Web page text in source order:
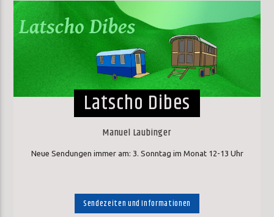
Latscho Dibes
Manuel Laubinger
Neue Sendungen immer am: 3. Sonntag im Monat 12-13 Uhr
Sendezeiten und Informationen